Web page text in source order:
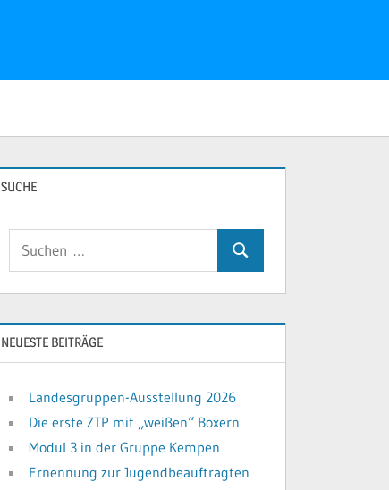
SUCHE
Suchen
NEUESTE BEITRÄGE
Landesgruppen-Ausstellung 2026
Die erste ZTP mit „weißen“ Boxern
Modul 3 in der Gruppe Kempen
Ernennung zur Jugendbeauftragten